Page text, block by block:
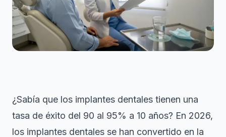
¿Sabía que los implantes dentales tienen una
tasa de éxito del 90 al 95% a 10 años? En 2026,
los implantes dentales se han convertido en la